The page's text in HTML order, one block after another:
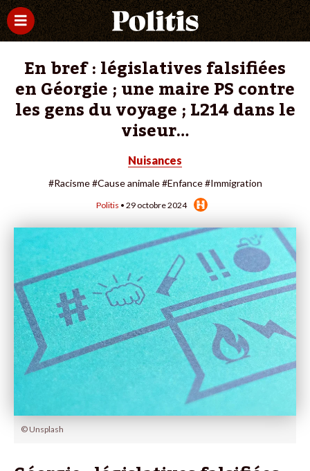
En bref : législatives falsifiées
en Géorgie ; une maire PS contre
les gens du voyage ; L214 dans le
viseur…
Nuisances
#Racisme #Cause animale #Enfance #Immigration
Politis • 29 octobre 2024
© Unsplash